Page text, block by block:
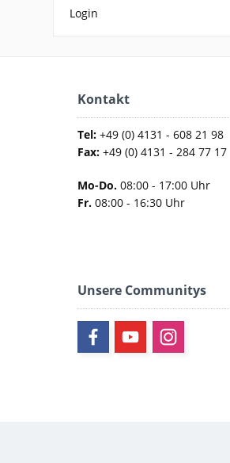
Login
Kontakt
Tel:+49 (0) 4131 - 608 21 98
Fax:+49 (0) 4131 - 284 77 17
Mo-Do.08:00 - 17:00 Uhr
Fr.08:00 - 16:30 Uhr
Unsere Communitys